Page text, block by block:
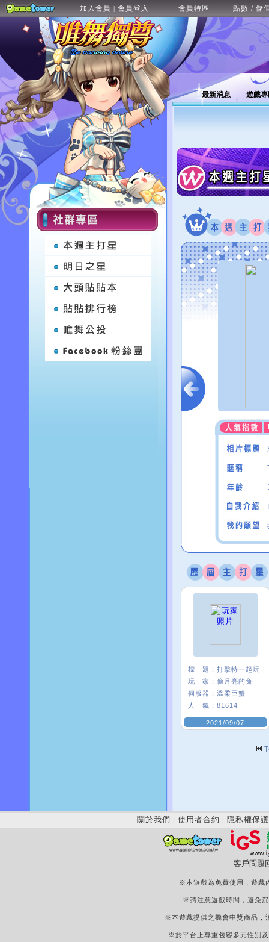
加入會員 | 會員登入 會員特區 點數 / 儲
最新消息 遊戲
標 題： 打擊特一起玩
玩 家： 偷月亮的兔
伺服器： 溫柔巨蟹
人 氣： 81614
2021/09/07
關於我們 | 使用者合約 | 隱私權保護
客戶問題
※本遊戲為免費使用，遊戲
※請注意遊戲時間，避免
※本遊戲提供之機會中獎商品，
※於平台上尊重包容多元性別